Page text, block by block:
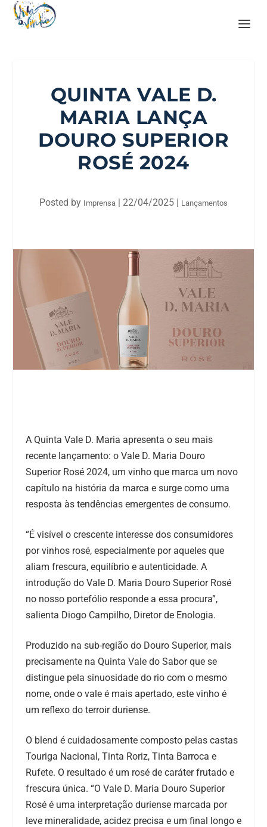
QUINTA VALE D.
MARIA LANÇA
DOURO SUPERIOR
ROSÉ 2024
Posted by Imprensa | 22/04/2025 | Lançamentos
A Quinta Vale D. Maria apresenta o seu mais
recente lançamento: o Vale D. Maria Douro
Superior Rosé 2024, um vinho que marca um novo
capítulo na história da marca e surge como uma
resposta às tendências emergentes de consumo.
“É visível o crescente interesse dos consumidores
por vinhos rosé, especialmente por aqueles que
aliam frescura, equilíbrio e autenticidade. A
introdução do Vale D. Maria Douro Superior Rosé
no nosso portefólio responde a essa procura”,
salienta Diogo Campilho, Diretor de Enologia.
Produzido na sub-região do Douro Superior, mais
precisamente na Quinta Vale do Sabor que se
distingue pela sinuosidade do rio com o mesmo
nome, onde o vale é mais apertado, este vinho é
um reflexo do terroir duriense.
O blend é cuidadosamente composto pelas castas
Touriga Nacional, Tinta Roriz, Tinta Barroca e
Rufete. O resultado é um rosé de caráter frutado e
frescura única. “O Vale D. Maria Douro Superior
Rosé é uma interpretação duriense marcada por
leve mineralidade, acidez precisa e um final longo e